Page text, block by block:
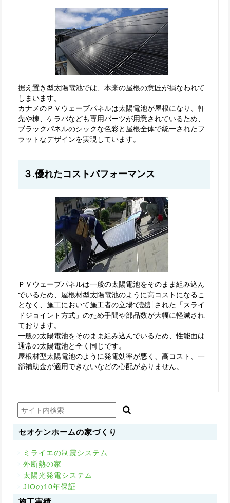
据え置き型太陽電池では、本来の屋根の意匠が損なわれて
しまいます。
カナメのＰＶウェーブパネルは太陽電池が屋根になり、軒
先や棟、ケラバなども専用パーツが用意されているため、
ブラックパネルのシックな色彩と屋根全体で統一されたフ
ラットなデザインを実現しています。
３.優れたコストパフォーマンス
ＰＶウェーブパネルは一般の太陽電池をそのまま組み込ん
でいるため、屋根材型太陽電池のように高コストになるこ
となく、施工において施工者の立場で設計された「スライ
ドジョイント方式」のため手間や部品数が大幅に軽減され
ております。
一般の太陽電池をそのまま組み込んでいるため、性能面は
通常の太陽電池と全く同じです。
屋根材型太陽電池のように発電効率が悪く、高コスト、一
部補助金が適用できないなどの心配がありません。
セオケンホームの家づくり
ミライエの制震システム
外断熱の家
太陽光発電システム
JIOの10年保証